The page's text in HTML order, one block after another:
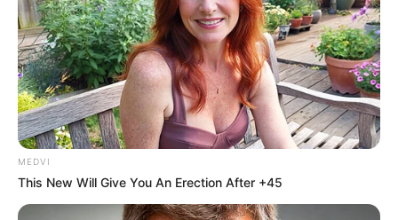
MEDVI
This New Will Give You An Erection After +45